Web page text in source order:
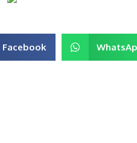
Facebook